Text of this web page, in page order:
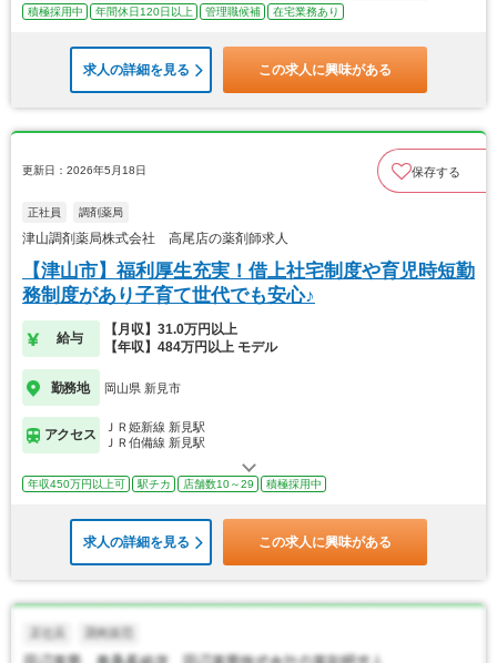
積極採用中
年間休日120日以上 管理職候補 在宅業務あり
求人の詳細を見る この求人に興味がある
更新日：2026年5月18日 保存する
正社員 調剤薬局
津山調剤薬局株式会社 高尾店の薬剤師求人
【津山市】福利厚生充実！借上社宅制度や育児時短勤
務制度があり子育て世代でも安心♪
給与
【月収】31.0万円以上
【年収】484万円以上 モデル
勤務地 岡山県 新見市
アクセス
ＪＲ姫新線 新見駅
ＪＲ伯備線 新見駅
年収450万円以上可 駅チカ 店舗数10～29 積極採用中
求人の詳細を見る この求人に興味がある